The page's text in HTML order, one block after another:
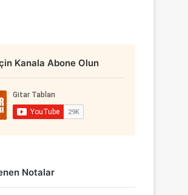
Kanala Abone Olun
Notalar